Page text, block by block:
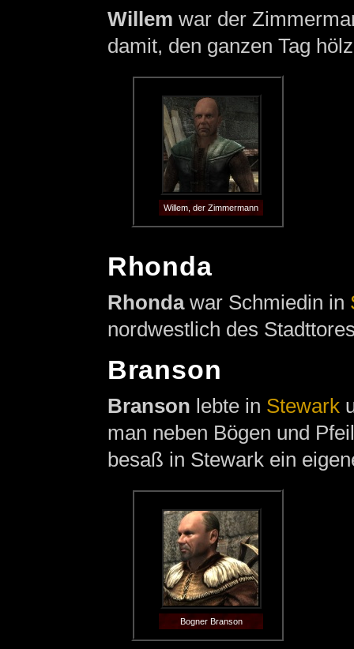
Willem war der
damit, den ganzen Tag
Willem, der Zimmermann
Rhonda
Rhondawar Schmiedin in
nordwestlich des
Branson
Branson lebte in Stewark
man neben Bögen und
besaß in Stewark ein
Bogner Branson